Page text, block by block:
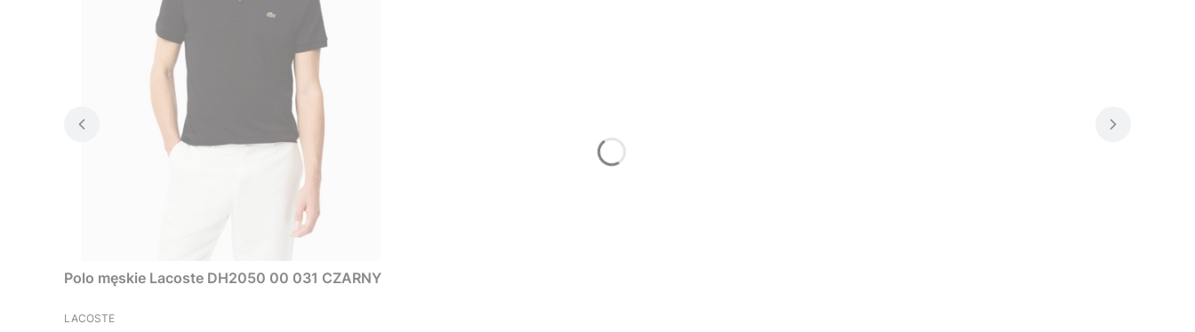
Polo męskie Lacoste DH2050 00 031 CZARNY
PRODUCENT
LACOSTE